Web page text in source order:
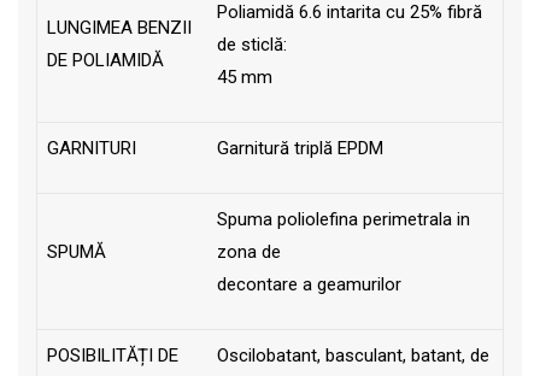
LUNGIMEA BENZII
DE POLIAMIDĂ
Poliamidă 6.6 intarita cu 25% fibră
de sticlă:
45 mm
GARNITURI Garnitură triplă EPDM
SPUMĂ
Spuma poliolefina perimetrala in
zona de
decontare a geamurilor
POSIBILITĂȚI DE
Oscilobatant, basculant, batant, de